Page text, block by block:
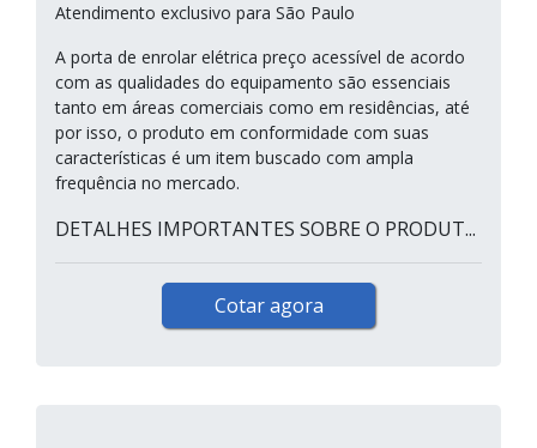
Atendimento exclusivo para São Paulo
A porta de enrolar elétrica preço acessível de acordo
com as qualidades do equipamento são essenciais
tanto em áreas comerciais como em residências, até
por isso, o produto em conformidade com suas
características é um item buscado com ampla
frequência no mercado.
DETALHES IMPORTANTES SOBRE O PRODUT...
Cotar agora